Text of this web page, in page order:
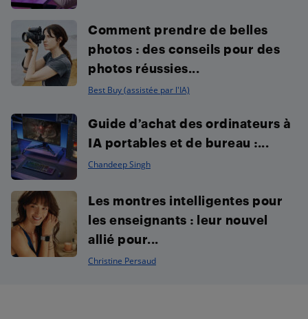
Comment prendre de belles
photos : des conseils pour des
photos réussies...
Best Buy (assistée par l'IA)
Guide d’achat des ordinateurs à
IA portables et de bureau :...
Chandeep Singh
Les montres intelligentes pour
les enseignants : leur nouvel
allié pour...
Christine Persaud